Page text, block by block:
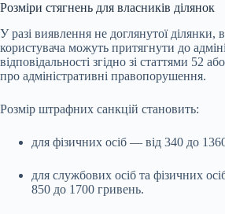
Розміри стягнень для власників ділянок
У разі виявлення не доглянутої ділянки,
користувача можуть притягнути до
відповідальності згідно зі статтями 52
про адміністративні правопорушення.
Розмір штрафних санкцій становить:
для фізичних осіб — від 340 до
для службових осіб та фізичних
850 до 1700 гривень.